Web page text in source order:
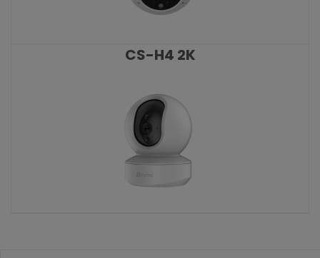
CS-H4 2K